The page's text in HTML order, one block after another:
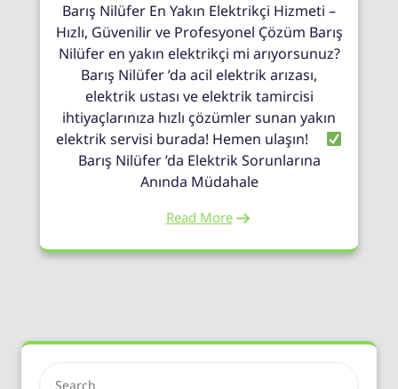
Barış Nilüfer En Yakın Elektrikçi Hizmeti –
Hızlı, Güvenilir ve Profesyonel Çözüm Barış
Nilüfer en yakın elektrikçi mi arıyorsunuz?
Barış Nilüfer ’da acil elektrik arızası,
elektrik ustası ve elektrik tamircisi
ihtiyaçlarınıza hızlı çözümler sunan yakın
elektrik servisi burada! Hemen ulaşın!
Barış Nilüfer ’da Elektrik Sorunlarına
Anında Müdahale
Read More